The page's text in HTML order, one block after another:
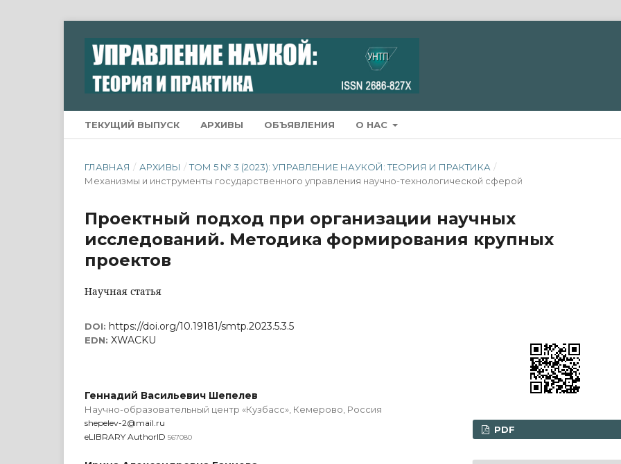
ТЕКУЩИЙ ВЫПУСК АРХИВЫ ОБЪЯВЛЕНИЯ О НАС
ГЛАВНАЯ / АРХИВЫ / ТОМ 5 № 3 (2023): УПРАВЛЕНИЕ НАУКОЙ: ТЕОРИЯ И ПРАКТИКА /
Механизмы и инструменты государственного управления научно-технологической сферой
Проектный подход при организации научных
исследований. Методика формирования крупных
проектов
Научная статья
DOI: https://doi.org/10.19181/smtp.2023.5.3.5
EDN: XWACKU
Геннадий Васильевич Шепелев
Научно-образовательный центр «Кузбасс», Кемерово, Россия
shepelev-2@mail.ru
eLIBRARY AuthorID 567080
PDF